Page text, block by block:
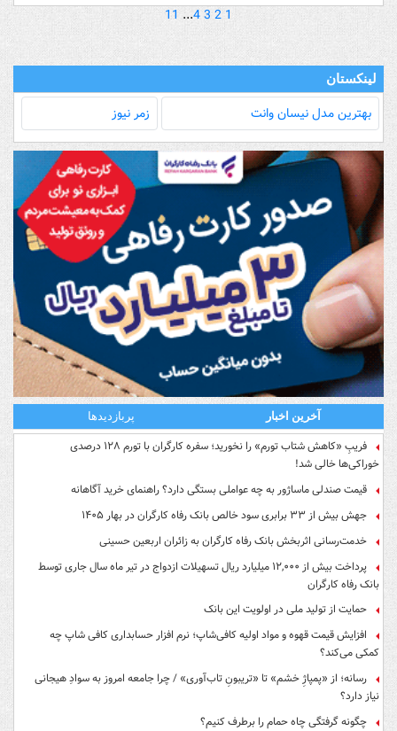
1
2
3
4
...
11
لینکستان
بهترین مدل‌ نیسان وانت زمر نیوز
آخرین اخبار پربازدیدها
فریبِ «کاهش شتاب تورم» را نخورید؛ سفره کارگران با تورم ۱۲۸ درصدی
خوراکی‌ها خالی شد!
قیمت صندلی ماساژور به چه عواملی بستگی دارد؟ راهنمای خرید آگاهانه
جهش بیش از ۳۳ برابری سود خالص بانک رفاه کارگران در بهار ۱۴۰۵
خدمت‌رسانی اثربخش بانک رفاه کارگران به زائران اربعین حسینی
پرداخت بیش از ۱۲,۰۰۰ میلیارد ریال تسهیلات ازدواج در تیر ماه سال جاری توسط
بانک رفاه کارگران
حمایت از تولید ملی در اولویت این بانک
افزایش قیمت قهوه و مواد اولیه کافی‌شاپ؛ نرم افزار حسابداری کافی شاپ چه
کمکی می‌کند؟
رسانه؛ از «پمپاژِ خشم» تا «تریبونِ تاب‌آوری» / چرا جامعه امروز به سوادِ هیجانی
نیاز دارد؟
چگونه گرفتگی چاه حمام را برطرف کنیم؟